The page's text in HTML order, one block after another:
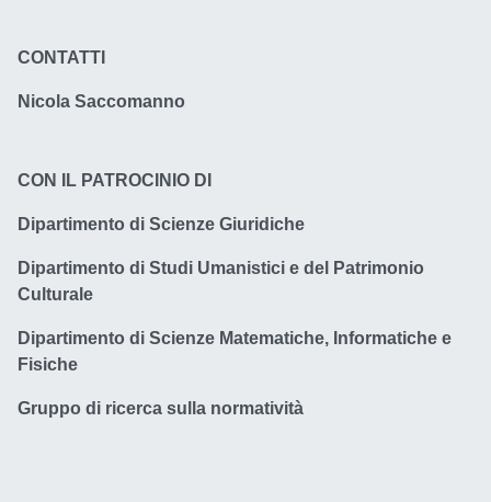
CONTATTI
Nicola Saccomanno
CON IL PATROCINIO DI
Dipartimento di Scienze Giuridiche
Dipartimento di Studi Umanistici e del Patrimonio
Culturale
Dipartimento di Scienze Matematiche, Informatiche e
Fisiche
Gruppo di ricerca sulla normatività